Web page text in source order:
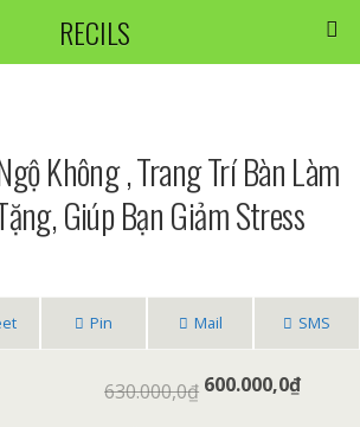
RECILS
Không , Trang Trí Bàn Làm
Giúp Bạn Giảm Stress
Pin Mail SMS
630.000,0₫ 600.000,0₫